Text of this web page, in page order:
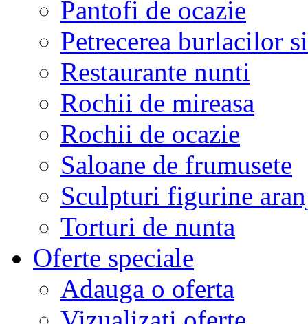
Pantofi de ocazie
Petrecerea burlacilor
Restaurante nunti
Rochii de mireasa
Rochii de ocazie
Saloane de frumusete
Sculpturi figurine
Torturi de nunta
Oferte speciale
Adauga o oferta